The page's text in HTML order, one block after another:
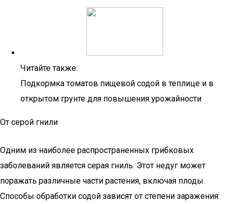
Читайте также:
Подкормка томатов пищевой содой в теплице и в
открытом грунте для повышения урожайности
От серой гнили
Одним из наиболее распространенных грибковых
заболеваний является серая гниль. Этот недуг может
поражать различные части растения, включая плоды.
Способы обработки содой зависят от степени заражения: